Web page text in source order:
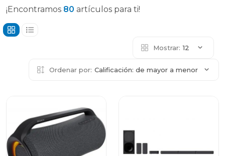
¡Encontramos 80 artículos para ti!
Mostrar: 12
Ordenar por: Calificación: de mayor a menor